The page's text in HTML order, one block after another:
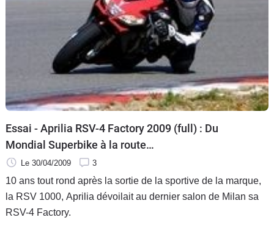
Essai - Aprilia RSV-4 Factory 2009 (full) : Du
Mondial Superbike à la route…
Le 30/04/2009 3
10 ans tout rond après la sortie de la sportive de la marque,
la RSV 1000, Aprilia dévoilait au dernier salon de Milan sa
RSV-4 Factory.